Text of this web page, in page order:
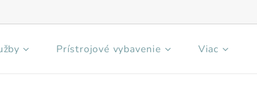
Prístrojové vybavenie Viac